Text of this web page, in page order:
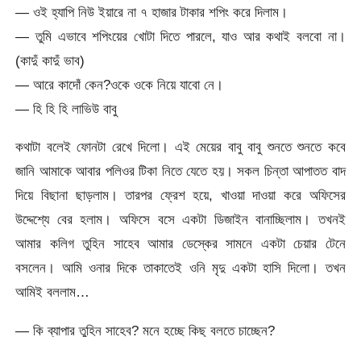
— ওই হ্যাপি নিউ ইয়ারে না ৭ হাজার টাকার শপিং করে দিলাম।
— তুমি এভাবে শপিংয়ের খোটা দিতে পারলে, যাও আর কথাই বলবো না।
(কাদুঁ কাদুঁ ভাব)
— আরে কাদোঁ কেন?ওকে ওকে নিয়ে যাবো নে।
— হি হি হি লাভিউ বাবু
কথাটা বলেই ফোনটা রেখে দিলো। এই মেয়ের বাবু বাবু শুনতে শুনতে কবে
জানি আমাকে আবার পলিওর টিকা নিতে যেতে হয়। সকল চিন্তা আপাতত বাদ
দিয়ে বিছানা ছাড়লাম। তারপর ফ্রেশ হয়ে, খাওয়া দাওয়া করে অফিসের
উদ্দেশ্যে বের হলাম। অফিসে বসে একটা ডিজাইন বানাচ্ছিলাম। তখনই
আমার কলিগ তুহিন সাহেব আমার ডেস্কের সামনে একটা চেয়ার টেনে
বসলেন। আমি ওনার দিকে তাকাতেই ওনি মৃদু একটা হাসি দিলো। তখন
আমিই বললাম…
— কি ব্যাপার তুহিন সাহেব? মনে হচ্ছে কিছু বলতে চাচ্ছেন?